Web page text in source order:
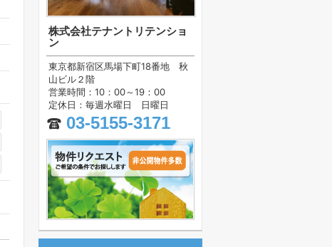
株式会社テナントリテンショ
ン
東京都新宿区馬場下町18番地 秋
山ビル２階
営業時間：10：00～19：00
定休日：毎週水曜日 日曜日
03-5155-3171